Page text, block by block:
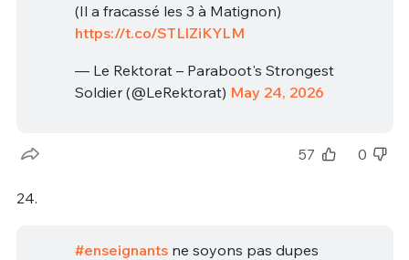
(Il a fracassé les 3 à Matignon)
https://t.co/STLlZiKYLM
— Le Rektorat – Paraboot's Strongest
Soldier (@LeRektorat) May 24, 2026
57 0
24.
#enseignantsne soyons pas dupes